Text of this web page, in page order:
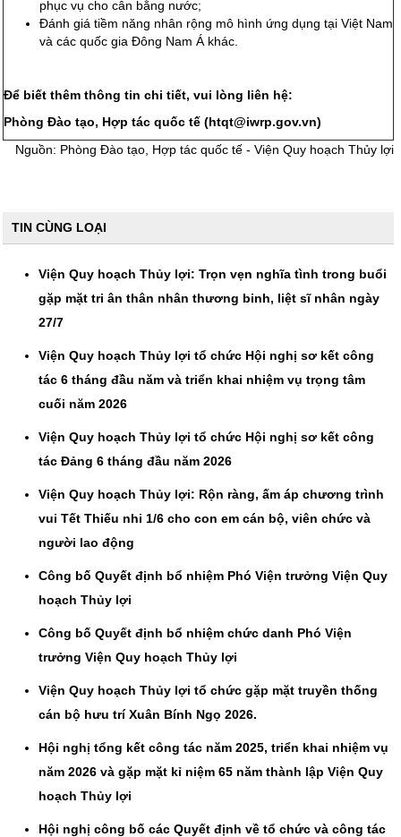
phục vụ cho cân bằng nước;
Đánh giá tiềm năng nhân rộng mô hình ứng dụng tại Việt Nam
và các quốc gia Đông Nam Á khác.
Để biết thêm thông tin chi tiết, vui lòng liên hệ:
Phòng Đào tạo, Hợp tác quốc tế (htqt@iwrp.gov.vn)
Nguồn: Phòng Đào tạo, Hợp tác quốc tế - Viện Quy hoạch Thủy lợi
TIN CÙNG LOẠI
Viện Quy hoạch Thủy lợi: Trọn vẹn nghĩa tình trong buổi
gặp mặt tri ân thân nhân thương binh, liệt sĩ nhân ngày
27/7
Viện Quy hoạch Thủy lợi tổ chức Hội nghị sơ kết công
tác 6 tháng đầu năm và triển khai nhiệm vụ trọng tâm
cuối năm 2026
Viện Quy hoạch Thủy lợi tổ chức Hội nghị sơ kết công
tác Đảng 6 tháng đầu năm 2026
Viện Quy hoạch Thủy lợi: Rộn ràng, ấm áp chương trình
vui Tết Thiếu nhi 1/6 cho con em cán bộ, viên chức và
người lao động
Công bố Quyết định bổ nhiệm Phó Viện trưởng Viện Quy
hoạch Thủy lợi
Công bố Quyết định bổ nhiệm chức danh Phó Viện
trưởng Viện Quy hoạch Thủy lợi
Viện Quy hoạch Thủy lợi tổ chức gặp mặt truyền thống
cán bộ hưu trí Xuân Bính Ngọ 2026.
Hội nghị tổng kết công tác năm 2025, triển khai nhiệm vụ
năm 2026 và gặp mặt kỉ niệm 65 năm thành lập Viện Quy
hoạch Thủy lợi
Hội nghị công bố các Quyết định về tổ chức và công tác